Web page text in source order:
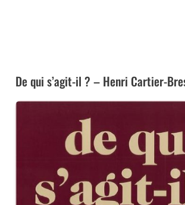
De qui s’agit-il ? – Henri Cartier-